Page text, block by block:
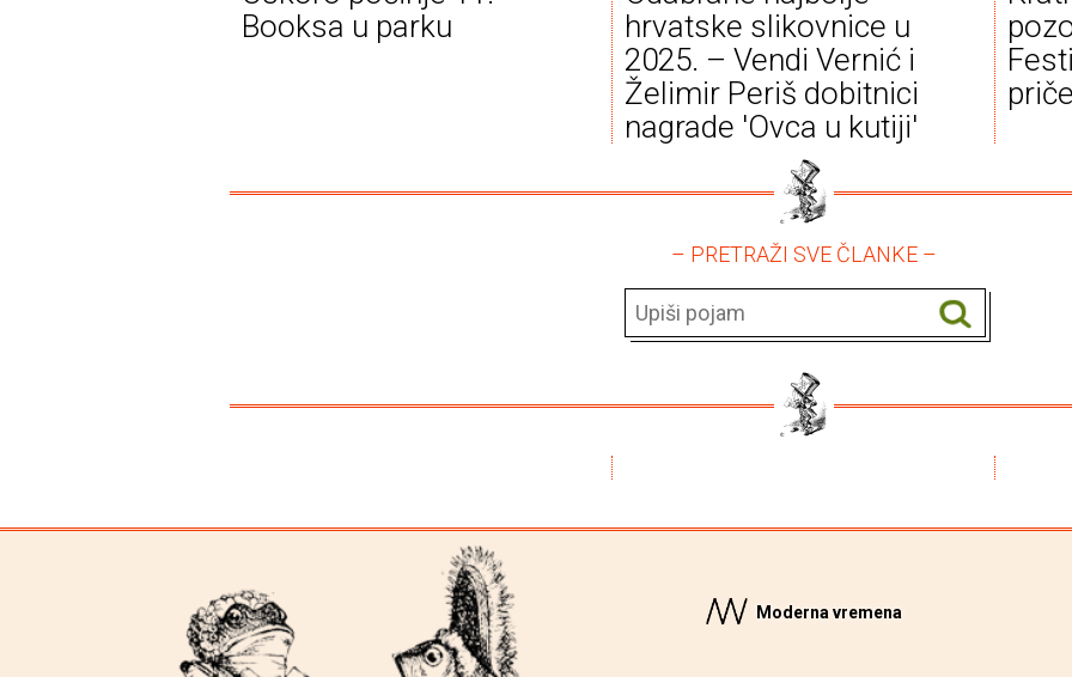
Booksa u parku
hrvatske slikovnice u
2025. – Vendi Vernić i
Želimir Periš dobitnici
nagrade 'Ovca u kutiji'
priče
– PRETRAŽI SVE ČLANKE –
Moderna vremena